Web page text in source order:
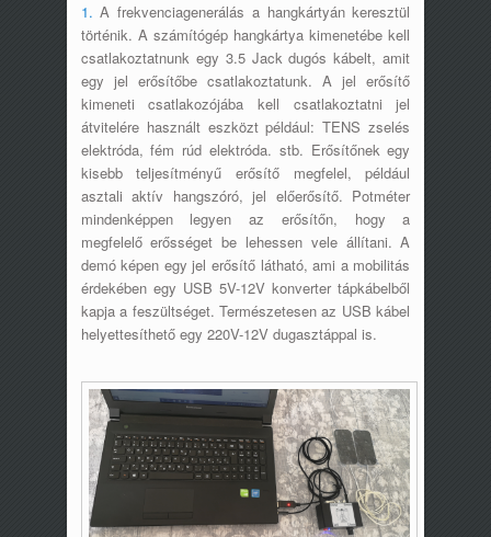
1. A frekvenciagenerálás a hangkártyán keresztül
történik. A számítógép hangkártya kimenetébe kell
csatlakoztatnunk egy 3.5 Jack dugós kábelt, amit
egy jel erősítőbe csatlakoztatunk. A jel erősítő
kimeneti csatlakozójába kell csatlakoztatni jel
átvitelére használt eszközt például: TENS zselés
elektróda, fém rúd elektróda. stb. Erősítőnek egy
kisebb teljesítményű erősítő megfelel, például
asztali aktív hangszóró, jel előerősítő. Potméter
mindenképpen legyen az erősítőn, hogy a
megfelelő erősséget be lehessen vele állítani. A
demó képen egy jel erősítő látható, ami a mobilitás
érdekében egy USB 5V-12V konverter tápkábelből
kapja a feszültséget. Természetesen az USB kábel
helyettesíthető egy 220V-12V dugasztáppal is.